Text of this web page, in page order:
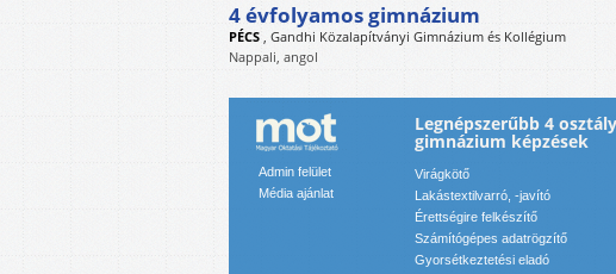
4 évfolyamos gimnázium
PÉCS , Gandhi Közalapítványi Gimnázium és Kollégium
Nappali, angol
Admin felület
Média ajánlat
Legnépszerűbb 4
gimnázium képzések
Virágkötő
Lakástextilvarró, -javító
Érettségire felkészítő
Számítógépes adatrögzítő
Gyorsétkeztetési eladó